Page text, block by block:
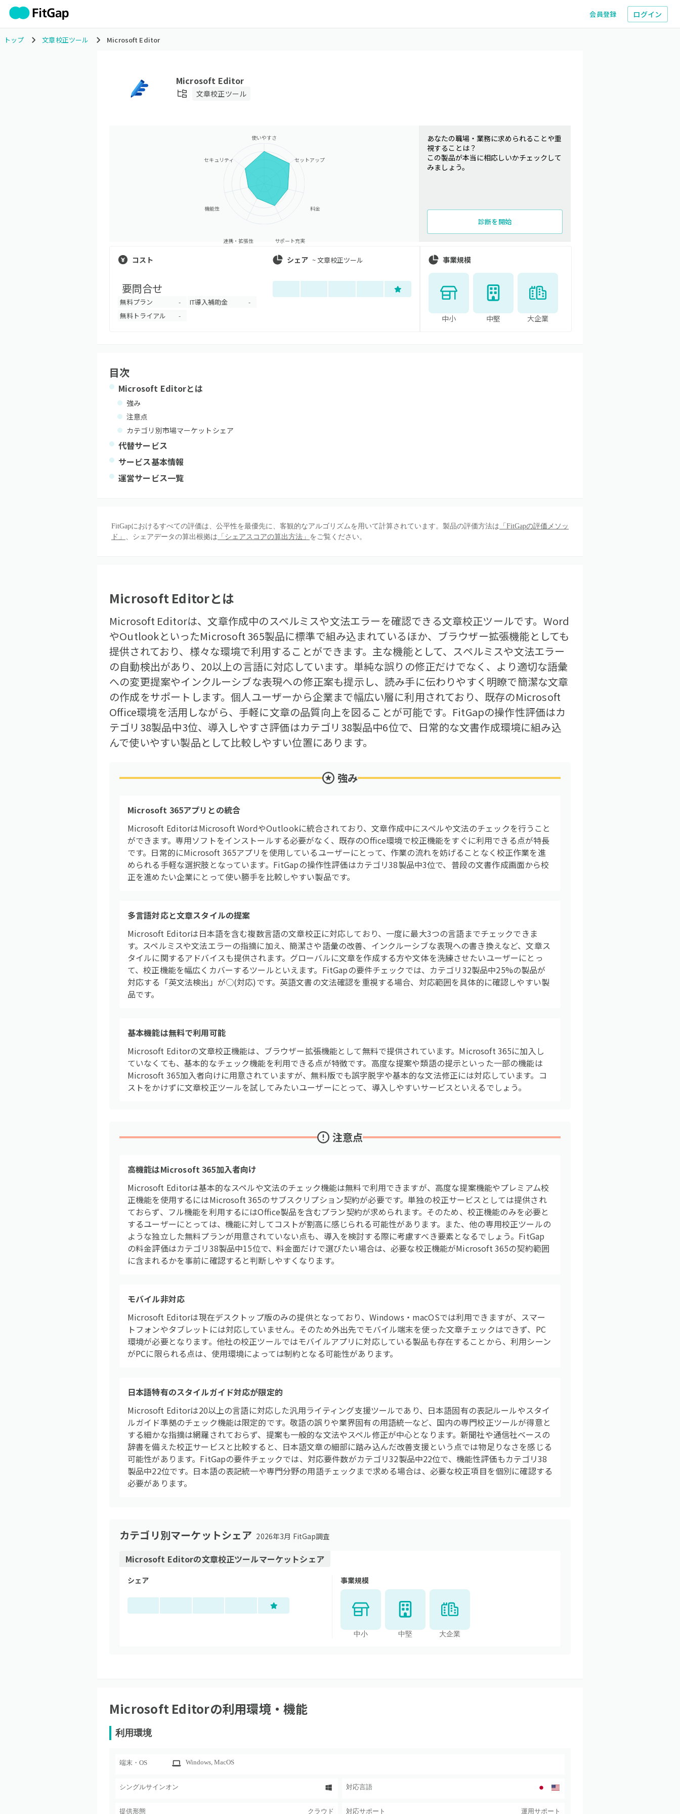
会員登録 ログイン
トップ 文章校正ツール Microsoft Editor
Microsoft Editor
文章校正ツール
使いやすさ
セットアップ
料金
サポート充実
連携・拡張性
機能性
セキュリティ
あなたの職場・業務に求められることや重
視することは？
この製品が本当に相応しいかチェックして
みましょう。
診断を開始
コスト
要問合せ
無料プラン - IT導入補助金 -
無料トライアル -
シェア ~文章校正ツール 事業規模
中小 中堅 大企業
目次
Microsoft Editorとは
強み
注意点
カテゴリ別市場マーケットシェア
代替サービス
サービス基本情報
運営サービス一覧
FitGapにおけるすべての評価は、公平性を最優先に、客観的なアルゴリズムを用いて計算されています。製品の評価方法は 「FitGapの評価メソッ
ド」 、シェアデータの算出根拠は 「シェアスコアの算出方法」 をご覧ください。
Microsoft Editorとは
Microsoft Editorは、文章作成中のスペルミスや文法エラーを確認できる文章校正ツールです。Word
やOutlookといったMicrosoft 365製品に標準で組み込まれているほか、ブラウザー拡張機能としても
提供されており、様々な環境で利用することができます。主な機能として、スペルミスや文法エラー
の自動検出があり、20以上の言語に対応しています。単純な誤りの修正だけでなく、より適切な語彙
への変更提案やインクルーシブな表現への修正案も提示し、読み手に伝わりやすく明瞭で簡潔な文章
の作成をサポートします。個人ユーザーから企業まで幅広い層に利用されており、既存のMicrosoft
Office環境を活用しながら、手軽に文章の品質向上を図ることが可能です。FitGapの操作性評価はカ
テゴリ38製品中3位、導入しやすさ評価はカテゴリ38製品中6位で、日常的な文書作成環境に組み込
んで使いやすい製品として比較しやすい位置にあります。
強み
Microsoft 365アプリとの統合
Microsoft EditorはMicrosoft WordやOutlookに統合されており、文章作成中にスペルや文法のチェックを行うこと
ができます。専用ソフトをインストールする必要がなく、既存のOffice環境で校正機能をすぐに利用できる点が特長
です。日常的にMicrosoft 365アプリを使用しているユーザーにとって、作業の流れを妨げることなく校正作業を進
められる手軽な選択肢となっています。FitGapの操作性評価はカテゴリ38製品中3位で、普段の文書作成画面から校
正を進めたい企業にとって使い勝手を比較しやすい製品です。
多言語対応と文章スタイルの提案
Microsoft Editorは日本語を含む複数言語の文章校正に対応しており、一度に最大3つの言語までチェックできま
す。スペルミスや文法エラーの指摘に加え、簡潔さや語彙の改善、インクルーシブな表現への書き換えなど、文章ス
タイルに関するアドバイスも提供されます。グローバルに文章を作成する方や文体を洗練させたいユーザーにとっ
て、校正機能を幅広くカバーするツールといえます。FitGapの要件チェックでは、カテゴリ32製品中25%の製品が
対応する「英文法検出」が○(対応)です。英語文書の文法確認を重視する場合、対応範囲を具体的に確認しやすい製
品です。
基本機能は無料で利用可能
Microsoft Editorの文章校正機能は、ブラウザー拡張機能として無料で提供されています。Microsoft 365に加入し
ていなくても、基本的なチェック機能を利用できる点が特徴です。高度な提案や類語の提示といった一部の機能は
Microsoft 365加入者向けに用意されていますが、無料版でも誤字脱字や基本的な文法修正には対応しています。コ
ストをかけずに文章校正ツールを試してみたいユーザーにとって、導入しやすいサービスといえるでしょう。
注意点
高機能はMicrosoft 365加入者向け
Microsoft Editorは基本的なスペルや文法のチェック機能は無料で利用できますが、高度な提案機能やプレミアム校
正機能を使用するにはMicrosoft 365のサブスクリプション契約が必要です。単独の校正サービスとしては提供され
ておらず、フル機能を利用するにはOffice製品を含むプラン契約が求められます。そのため、校正機能のみを必要と
するユーザーにとっては、機能に対してコストが割高に感じられる可能性があります。また、他の専用校正ツールの
ような独立した無料プランが用意されていない点も、導入を検討する際に考慮すべき要素となるでしょう。FitGap
の料金評価はカテゴリ38製品中15位で、料金面だけで選びたい場合は、必要な校正機能がMicrosoft 365の契約範囲
に含まれるかを事前に確認すると判断しやすくなります。
モバイル非対応
Microsoft Editorは現在デスクトップ版のみの提供となっており、Windows・macOSでは利用できますが、スマー
トフォンやタブレットには対応していません。そのため外出先でモバイル端末を使った文章チェックはできず、PC
環境が必要となります。他社の校正ツールではモバイルアプリに対応している製品も存在することから、利用シーン
がPCに限られる点は、使用環境によっては制約となる可能性があります。
日本語特有のスタイルガイド対応が限定的
Microsoft Editorは20以上の言語に対応した汎用ライティング支援ツールであり、日本語固有の表記ルールやスタイ
ルガイド準拠のチェック機能は限定的です。敬語の誤りや業界固有の用語統一など、国内の専門校正ツールが得意と
する細かな指摘は網羅されておらず、提案も一般的な文法やスペル修正が中心となります。新聞社や通信社ベースの
辞書を備えた校正サービスと比較すると、日本語文章の細部に踏み込んだ改善支援という点では物足りなさを感じる
可能性があります。FitGapの要件チェックでは、対応要件数がカテゴリ32製品中22位で、機能性評価もカテゴリ38
製品中22位です。日本語の表記統一や専門分野の用語チェックまで求める場合は、必要な校正項目を個別に確認する
必要があります。
カテゴリ別マーケットシェア 2026年3月 FitGap調査
Microsoft Editorの文章校正ツールマーケットシェア
シェア 事業規模
中小 中堅 大企業
Microsoft Editorの利用環境・機能
利用環境
端末・OS Windows, MacOS
シングルサインオン 対応言語
提供形態 クラウド 対応サポート 運用サポート